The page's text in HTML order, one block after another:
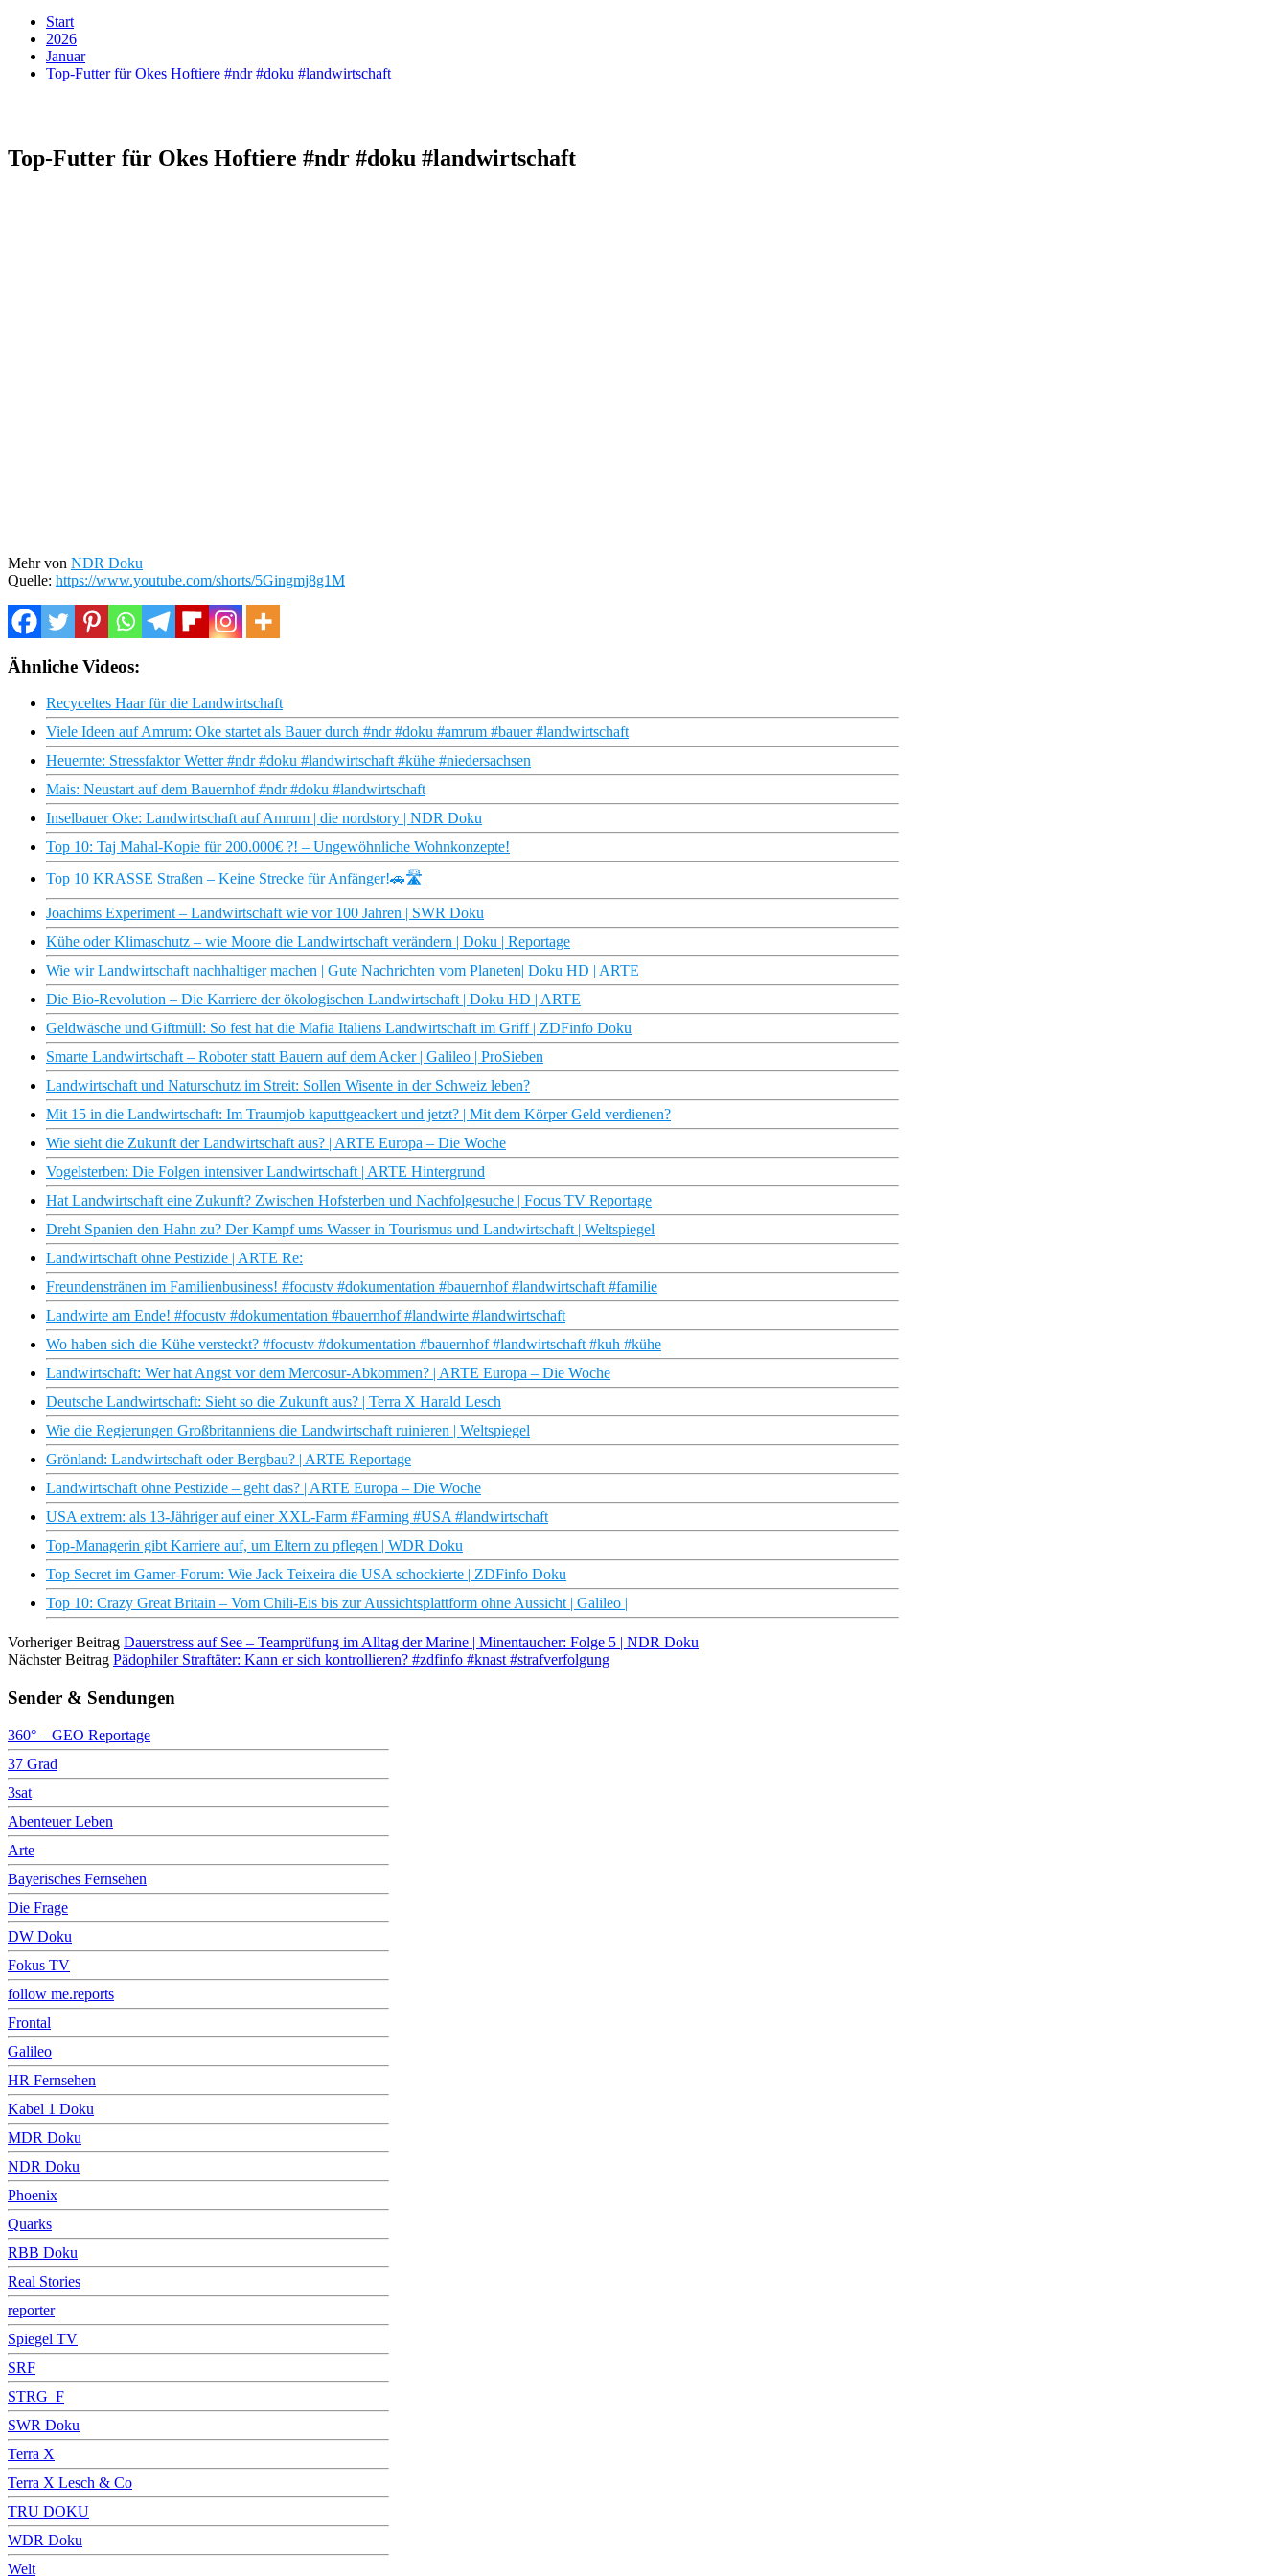
Start
2026
Januar
Top-Futter für Okes Hoftiere #ndr #doku #landwirtschaft
Top-Futter für Okes Hoftiere #ndr #doku #landwirtschaft
Mehr von NDR Doku
Quelle: https://www.youtube.com/shorts/5Gingmj8g1M
Ähnliche Videos:
Recyceltes Haar für die Landwirtschaft
Viele Ideen auf Amrum: Oke startet als Bauer durch #ndr #doku #amrum #bauer #landwirtschaft
Heuernte: Stressfaktor Wetter #ndr #doku #landwirtschaft #kühe #niedersachsen
Mais: Neustart auf dem Bauernhof #ndr #doku #landwirtschaft
Inselbauer Oke: Landwirtschaft auf Amrum | die nordstory | NDR Doku
Top 10: Taj Mahal-Kopie für 200.000€ ?! – Ungewöhnliche Wohnkonzepte!
Top 10 KRASSE Straßen – Keine Strecke für Anfänger!🚗🛣️
Joachims Experiment – Landwirtschaft wie vor 100 Jahren | SWR Doku
Kühe oder Klimaschutz – wie Moore die Landwirtschaft verändern | Doku | Reportage
Wie wir Landwirtschaft nachhaltiger machen | Gute Nachrichten vom Planeten| Doku HD | ARTE
Die Bio-Revolution – Die Karriere der ökologischen Landwirtschaft | Doku HD | ARTE
Geldwäsche und Giftmüll: So fest hat die Mafia Italiens Landwirtschaft im Griff | ZDFinfo Doku
Smarte Landwirtschaft – Roboter statt Bauern auf dem Acker | Galileo | ProSieben
Landwirtschaft und Naturschutz im Streit: Sollen Wisente in der Schweiz leben?
Mit 15 in die Landwirtschaft: Im Traumjob kaputtgeackert und jetzt? | Mit dem Körper Geld verdienen?
Wie sieht die Zukunft der Landwirtschaft aus? | ARTE Europa – Die Woche
Vogelsterben: Die Folgen intensiver Landwirtschaft | ARTE Hintergrund
Hat Landwirtschaft eine Zukunft? Zwischen Hofsterben und Nachfolgesuche | Focus TV Reportage
Dreht Spanien den Hahn zu? Der Kampf ums Wasser in Tourismus und Landwirtschaft | Weltspiegel
Landwirtschaft ohne Pestizide | ARTE Re:
Freundenstränen im Familienbusiness! #focustv #dokumentation #bauernhof #landwirtschaft #familie
Landwirte am Ende! #focustv #dokumentation #bauernhof #landwirte #landwirtschaft
Wo haben sich die Kühe versteckt? #focustv #dokumentation #bauernhof #landwirtschaft #kuh #kühe
Landwirtschaft: Wer hat Angst vor dem Mercosur-Abkommen? | ARTE Europa – Die Woche
Deutsche Landwirtschaft: Sieht so die Zukunft aus? | Terra X Harald Lesch
Wie die Regierungen Großbritanniens die Landwirtschaft ruinieren | Weltspiegel
Grönland: Landwirtschaft oder Bergbau? | ARTE Reportage
Landwirtschaft ohne Pestizide – geht das? | ARTE Europa – Die Woche
USA extrem: als 13-Jähriger auf einer XXL-Farm #Farming #USA #landwirtschaft
Top-Managerin gibt Karriere auf, um Eltern zu pflegen | WDR Doku
Top Secret im Gamer-Forum: Wie Jack Teixeira die USA schockierte | ZDFinfo Doku
Top 10: Crazy Great Britain – Vom Chili-Eis bis zur Aussichtsplattform ohne Aussicht | Galileo |
Vorheriger Beitrag Dauerstress auf See – Teamprüfung im Alltag der Marine | Minentaucher: Folge 5 | NDR Doku
Nächster Beitrag Pädophiler Straftäter: Kann er sich kontrollieren? #zdfinfo #knast #strafverfolgung
Sender & Sendungen
360° – GEO Reportage
37 Grad
3sat
Abenteuer Leben
Arte
Bayerisches Fernsehen
Die Frage
DW Doku
Fokus TV
follow me.reports
Frontal
Galileo
HR Fernsehen
Kabel 1 Doku
MDR Doku
NDR Doku
Phoenix
Quarks
RBB Doku
Real Stories
reporter
Spiegel TV
SRF
STRG_F
SWR Doku
Terra X
Terra X Lesch & Co
TRU DOKU
WDR Doku
Welt